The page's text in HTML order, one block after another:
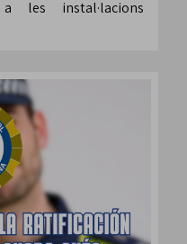
les instal·lacions